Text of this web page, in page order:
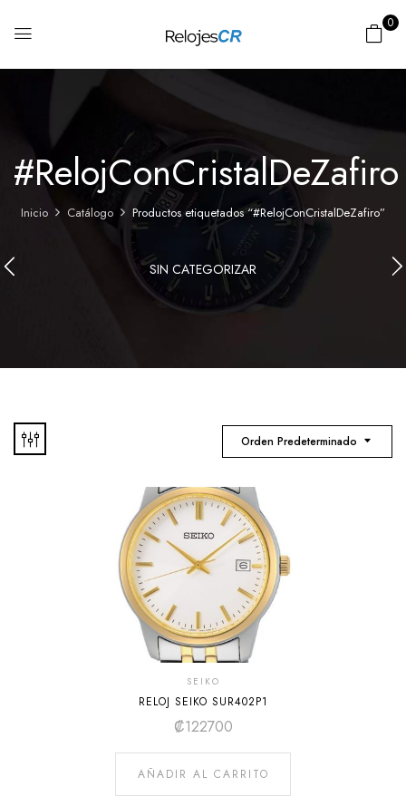
0
#RelojConCristalDeZafiro
Inicio Catálogo Productos etiquetados “#RelojConCristalDeZafiro”
SIN CATEGORIZAR
Orden Predeterminado
SEIKO
RELOJ SEIKO SUR402P1
₡122700
AÑADIR AL CARRITO